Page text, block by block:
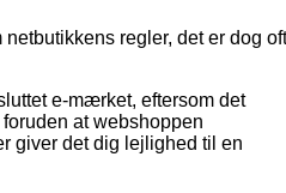
regler, det er dog
e-mærket, eftersom det
at webshoppen
giver det dig lejlighed til en